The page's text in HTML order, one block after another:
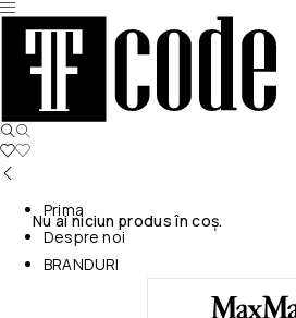
Nu ai niciun produs în coș.
Prima
Despre noi
BRANDURI